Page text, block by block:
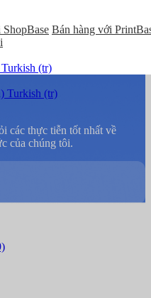
Bán hàng với
Turkish (tr)
Turkish (tr)
các thực tiễn tốt nhất về
của chúng tôi.